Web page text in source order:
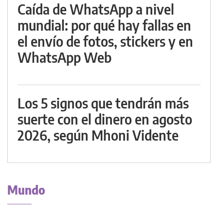
Caída de WhatsApp a nivel
mundial: por qué hay fallas en
el envío de fotos, stickers y en
WhatsApp Web
Los 5 signos que tendrán más
suerte con el dinero en agosto
2026, según Mhoni Vidente
Mundo